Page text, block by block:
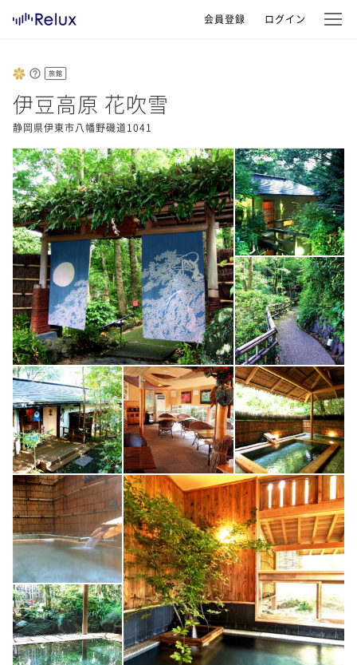
会員登録 ログイン
旅館
伊豆高原 花吹雪
静岡県伊東市八幡野磯道1041